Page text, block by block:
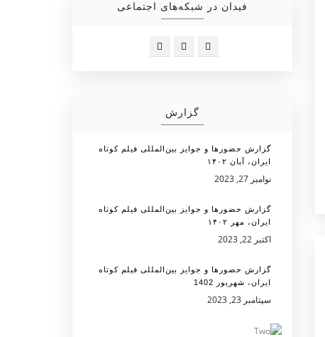
فیدان در شبکه‌های اجتماعی
گزارش
گزارش حضورها و جوایز بین‌المللی فیلم کوتاه
ایران، آبان ۱۴۰۲
نوامبر 27, 2023
گزارش حضورها و جوایز بین‌المللی فیلم کوتاه
ایران، مهر ۱۴۰۲
اکتبر 22, 2023
گزارش حضورها و جوایز بین‌المللی فیلم کوتاه
ایران، شهریور 1402
سپتامبر 23, 2023